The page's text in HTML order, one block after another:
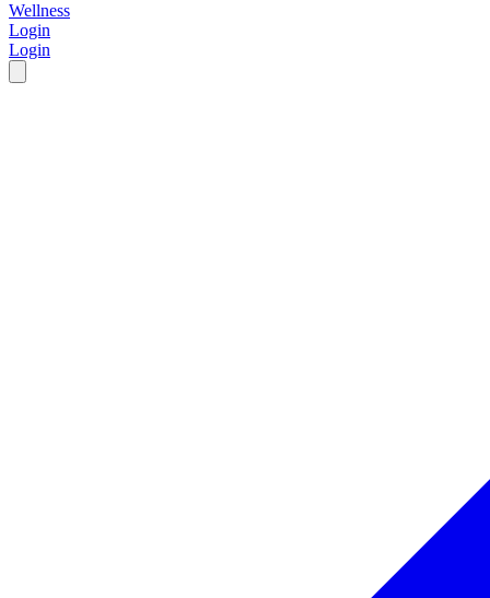
Wellness
Login
Login